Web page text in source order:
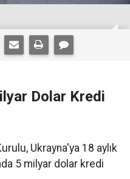
Dolar Kredi
Ukrayna'ya 18 aylık
5 milyar dolar kredi